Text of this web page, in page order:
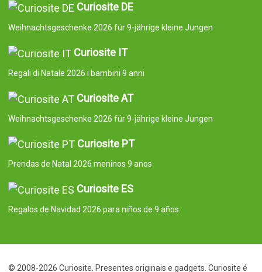
Curiosite DE
Weihnachtsgeschenke 2026 für 9-jährige kleine Jungen
Curiosite IT
Regali di Natale 2026 i bambini 9 anni
Curiosite AT
Weihnachtsgeschenke 2026 für 9-jährige kleine Jungen
Curiosite PT
Prendas de Natal 2026 meninos 9 anos
Curiosite ES
Regalos de Navidad 2026 para niños de 9 años
© 2008-2026 Curiosite. Presentes originais e gadgets. Curiosite é